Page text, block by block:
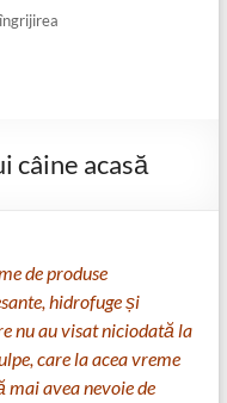
câine acasă
de produse
hidrofuge și
nu au visat niciodată la
care la acea vreme
mai avea nevoie de